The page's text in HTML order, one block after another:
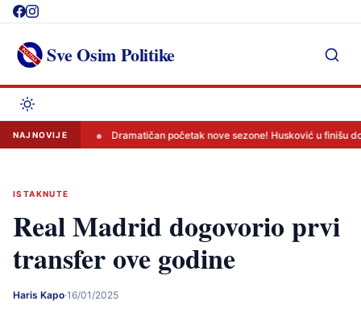
Skip
content Sve Osim Politike
NAJNOVIJE
svima Dramatičan početak nove sezone! Husković u finišu
ISTAKNUTE
Real Madrid dogovorio prvi
transfer ove godine
Haris Kapo·16/01/2025